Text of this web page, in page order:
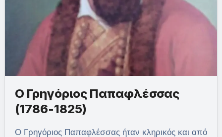
Ο Γρηγόριος Παπαφλέσσας
(1786-1825)
Ο Γρηγόριος Παπαφλέσσας ήταν κληρικός και από